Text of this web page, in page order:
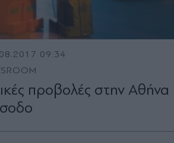
09:34
προβολές στην Αθήνα